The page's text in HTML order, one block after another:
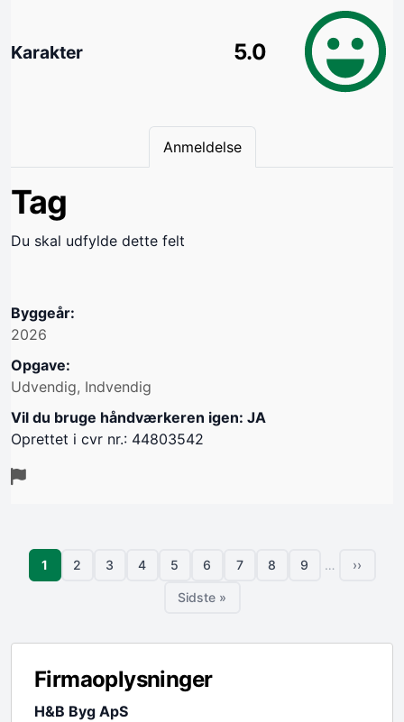
Karakter 5.0
Anmeldelse
Tag
Du skal udfylde dette felt
Byggeår:
2026
Opgave:
Udvendig, Indvendig
Vil du bruge håndværkeren igen: JA
Oprettet i cvr nr.: 44803542
Sideinddeling
Side
1
Side
2
Side
3
Side
4
Side
5
Side
6
Side
7
Side
8
Side
9 …
Næste
››
Sidste side
Sidste »
Firmaoplysninger
H&B Byg ApS